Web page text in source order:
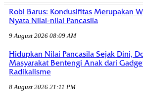
Robi Barus: Kondusifitas Merupakan
Nyata Nilai-nilai Pancasila
9 August 2026 08:09 AM
Hidupkan Nilai Pancasila Sejak Dini,
Masyarakat Bentengi Anak dari
Radikalisme
8 August 2026 21:11 PM